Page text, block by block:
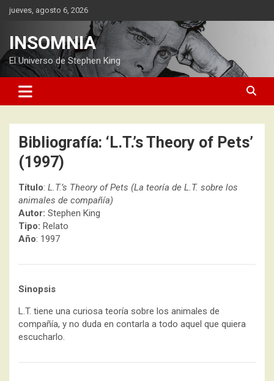
Saltarjueves, agosto 6, 2026
INSOMNIA
El Universo de Stephen King
Bibliografía: ‘L.T.’s Theory of Pets’
(1997)
Título: L.T.’s Theory of Pets (La teoría de L.T. sobre los
animales de compañía)
Autor: Stephen King
Tipo: Relato
Año: 1997
Sinopsis
L.T. tiene una curiosa teoría sobre los animales de
compañía, y no duda en contarla a todo aquel que quiera
escucharlo.